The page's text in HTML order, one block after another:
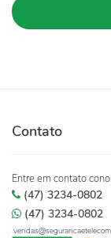
Contato
Entre em contato
(47) 3234-0802
(47) 3234-0802